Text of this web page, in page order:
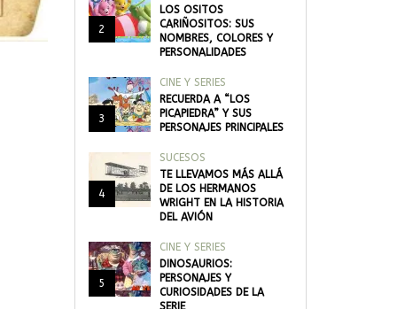
2
LOS OSITOS
CARIÑOSITOS: SUS
NOMBRES, COLORES Y
PERSONALIDADES
3
CINE Y SERIES
RECUERDA A “LOS
PICAPIEDRA” Y SUS
PERSONAJES PRINCIPALES
4
SUCESOS
TE LLEVAMOS MÁS ALLÁ
DE LOS HERMANOS
WRIGHT EN LA HISTORIA
DEL AVIÓN
5
CINE Y SERIES
DINOSAURIOS:
PERSONAJES Y
CURIOSIDADES DE LA
SERIE